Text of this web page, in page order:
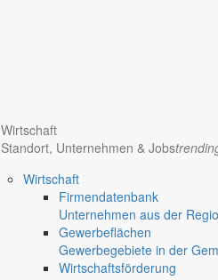
Wirtschaft
Standort, Unternehmen & Jobs
Wirtschaft
Firmendatenbank
Unternehmen aus der
Gewerbeflächen
Gewerbegebiete in der
Wirtschaftsförderung